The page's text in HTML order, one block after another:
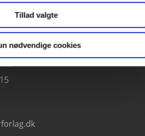
Tillad valgte
nødvendige cookies